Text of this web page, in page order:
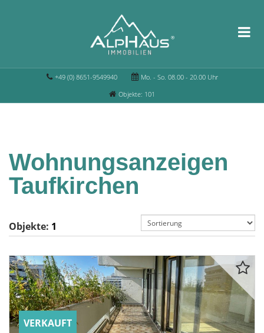
+49 (0) 8651-9549940
Mo. - So. 08.00 - 20.00 Uhr
Objekte: 101
Wohnungsanzeigen
Taufkirchen
Objekte: 1
VERKAUFT